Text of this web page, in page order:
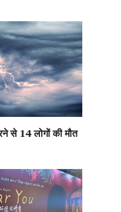
से 14 लोगों की मौत